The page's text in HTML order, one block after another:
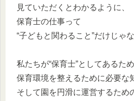
見ていただくとわかるように、
保育士の仕事って
“子どもと関わること”だけじゃ
私たちが“保育士”としてあるため
保育環境を整えるために必要な
そして園を円滑に運営するため